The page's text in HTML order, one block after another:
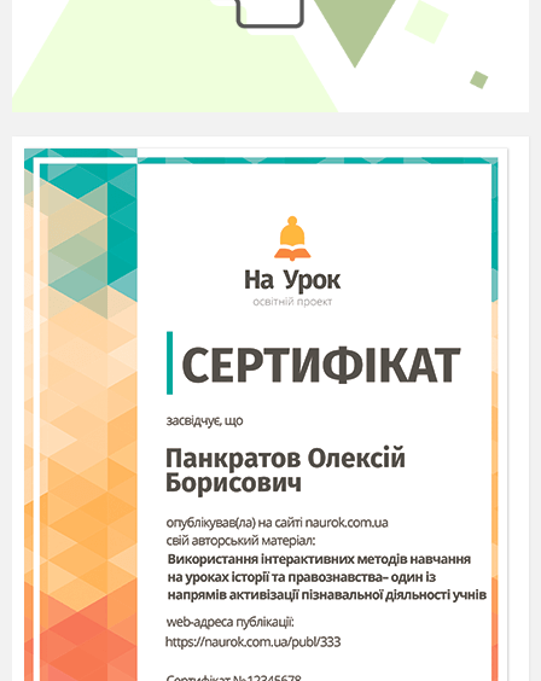
учитель. Коли прийшов час їм іти, він сказав:
«Я навчав вас багато років. Ось шлях. Він веде
до селища. Я вже старий і не піду з вами. До
того ж я знаю кожний камінь цього шляху.
Через три доби ви повернетесь до мене і
розкажете, що саме знайшли в кінці шляху».
Пройшло три доби. Прийшов перший учень.
«Мене ласкаво зустріли, - сказав він, - називали
мене вчителем, дивувалися моїм знанням,
щедро пригощали в кожній хаті»
кольору очі у дітей цього селища?»- спитав
учитель. «Не знаю, бо в перший день я випив
стільки прекрасного, духмяного вина, що всі
очі здавалися мені однаковими». «Повертайся
назад у селище,- сказав старий, - ти ще зможеш
оволодіти ремеслами , але вчителем ти не
станеш ніколи». Повернувся до вчителя другий
учень. «Я був вражений красою жінок у
селищі, - промовив він, - проте,
краща за всіх у світі, я готовий до будь-якої